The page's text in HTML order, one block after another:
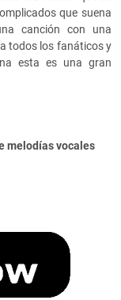
que suena
canción con una
todos los fanáticos y
esta es una gran
melodías vocales